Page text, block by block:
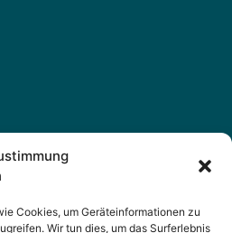
Cookies, um Geräteinformationen zu
Wir tun dies, um das Surferlebnis